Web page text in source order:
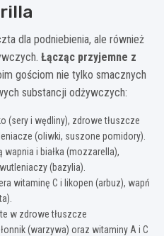
dla podniebienia, ale również
Łącząc przyjemne z
gościom nie tylko smacznych
substancji odżywczych:
(sery i wędliny), zdrowe tłuszcze
(oliwki, suszone pomidory).
wapnia i białka (mozzarella),
(bazylia).
witaminę C i likopen (arbuz), wapń
w zdrowe tłuszcze
(warzywa) oraz witaminy A i C